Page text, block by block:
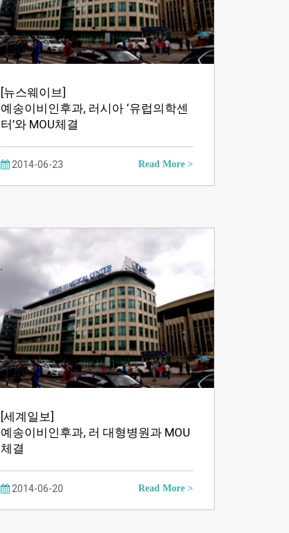
[뉴스웨이브]
예송이비인후과, 러시아 ‘유럽의학센
터’와 MOU체결
2014-06-23 Read More >
[세계일보]
예송이비인후과, 러 대형병원과 MOU
체결
2014-06-20 Read More >